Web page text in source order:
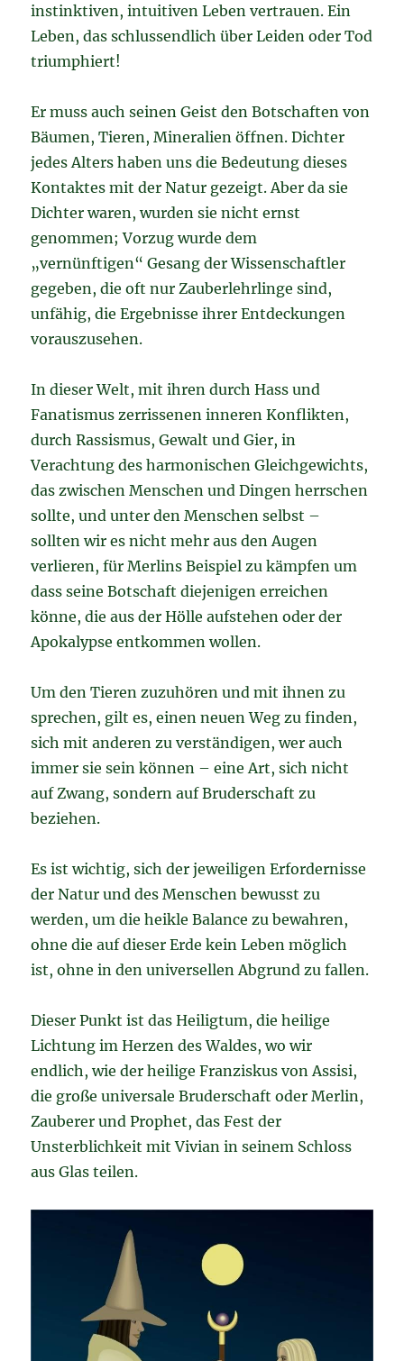
instinktiven, intuitiven Leben vertrauen. Ein
Leben, das schlussendlich über Leiden oder Tod
triumphiert!
Er muss auch seinen Geist den Botschaften von
Bäumen, Tieren, Mineralien öffnen. Dichter
jedes Alters haben uns die Bedeutung dieses
Kontaktes mit der Natur gezeigt. Aber da sie
Dichter waren, wurden sie nicht ernst
genommen; Vorzug wurde dem
„vernünftigen“ Gesang der Wissenschaftler
gegeben, die oft nur Zauberlehrlinge sind,
unfähig, die Ergebnisse ihrer Entdeckungen
vorauszusehen.
In dieser Welt, mit ihren durch Hass und
Fanatismus zerrissenen inneren Konflikten,
durch Rassismus, Gewalt und Gier, in
Verachtung des harmonischen Gleichgewichts,
das zwischen Menschen und Dingen herrschen
sollte, und unter den Menschen selbst –
sollten wir es nicht mehr aus den Augen
verlieren, für Merlins Beispiel zu kämpfen um
dass seine Botschaft diejenigen erreichen
könne, die aus der Hölle aufstehen oder der
Apokalypse entkommen wollen.
Um den Tieren zuzuhören und mit ihnen zu
sprechen, gilt es, einen neuen Weg zu finden,
sich mit anderen zu verständigen, wer auch
immer sie sein können – eine Art, sich nicht
auf Zwang, sondern auf Bruderschaft zu
beziehen.
Es ist wichtig, sich der jeweiligen Erfordernisse
der Natur und des Menschen bewusst zu
werden, um die heikle Balance zu bewahren,
ohne die auf dieser Erde kein Leben möglich
ist, ohne in den universellen Abgrund zu fallen.
Dieser Punkt ist das Heiligtum, die heilige
Lichtung im Herzen des Waldes, wo wir
endlich, wie der heilige Franziskus von Assisi,
die große universale Bruderschaft oder Merlin,
Zauberer und Prophet, das Fest der
Unsterblichkeit mit Vivian in seinem Schloss
aus Glas teilen.